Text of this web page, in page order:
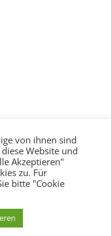
von ihnen sind
Website und
Akzeptieren"
zu. Für
bitte "Cookie